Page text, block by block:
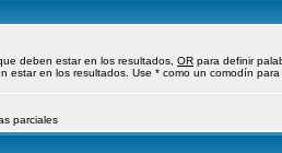
deben estar en los resultados, OR para definir
estar en los resultados. Use * como un comodín
parciales